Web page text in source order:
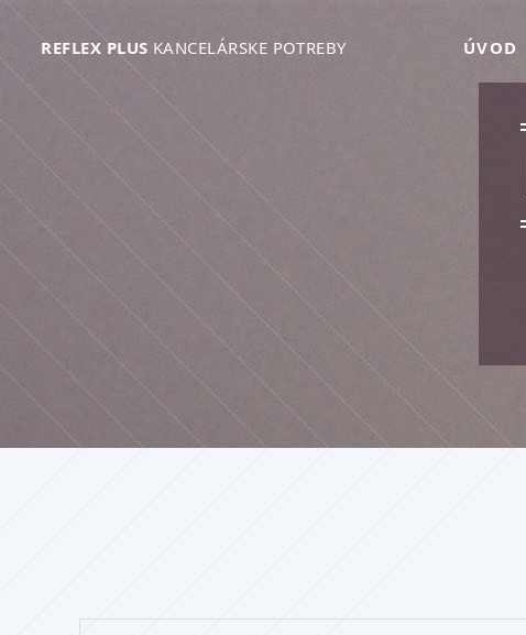
REFLEX PLUS KANCELÁRSKE POTREBY ÚVOD